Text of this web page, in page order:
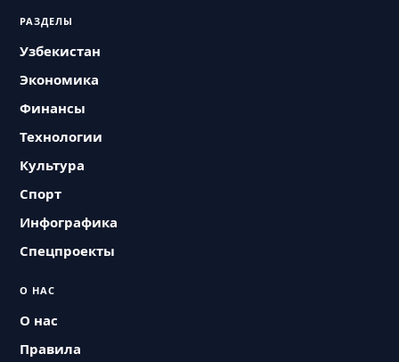
РАЗДЕЛЫ
Узбекистан
Экономика
Финансы
Технологии
Культура
Спорт
Инфографика
Спецпроекты
О НАС
О нас
Правила